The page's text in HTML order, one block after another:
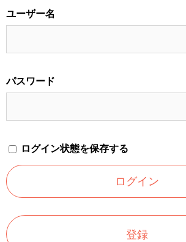
ユーザー名
パスワード
ログイン状態を保存する
登録